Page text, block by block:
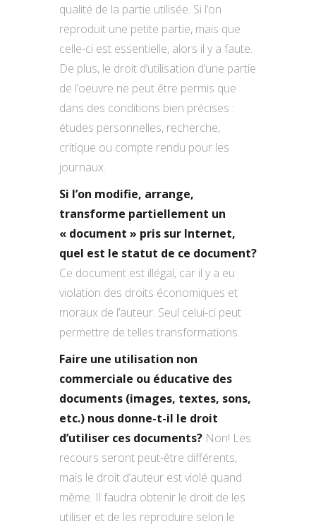
qualité de la partie utilisée. Si l’on
reproduit une petite partie, mais que
celle-ci est essentielle, alors il y a faute.
De plus, le droit d’utilisation d’une partie
de l’oeuvre ne peut être permis que
dans des conditions bien précises :
études personnelles, recherche,
critique ou compte rendu pour les
journaux.
Si l’on modifie, arrange,
transforme partiellement un
« document » pris sur Internet,
quel est le statut de ce document?
Ce document est illégal, car il y a eu
violation des droits économiques et
moraux de l’auteur. Seul celui-ci peut
permettre de telles transformations.
Faire une utilisation non
commerciale ou éducative des
documents (images, textes, sons,
etc.) nous donne-t-il le droit
d’utiliser ces documents? Non! Les
recours seront peut-être différents,
mais le droit d’auteur est violé quand
même. Il faudra obtenir le droit de les
utiliser et de les reproduire selon le